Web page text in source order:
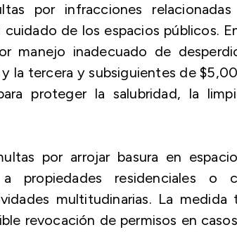
por infracciones
de los espacios públicos.
manejo inadecuado de
la tercera y subsiguientes de
proteger la salubridad, la
por arrojar basura en
propiedades residenciales o
multitudinarias. La medida
revocación de permisos en